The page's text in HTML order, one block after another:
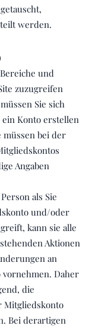
werden.
und
zuzugreifen
Sie sich
Konto erstellen
müssen bei der
Angaben
als Sie
und/oder
kann sie alle
Aktionen
an
Daher
die
Mitgliedskonto
Bei derartigen